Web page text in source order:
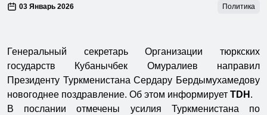
03 Январь 2026 Политика
Генеральный секретарь Организации тюркских
государств Кубанычбек Омуралиев направил
Президенту Туркменистана Сердару Бердымухамедову
новогоднее поздравление. Об этом информирует TDH .
В послании отмечены усилия Туркменистана по